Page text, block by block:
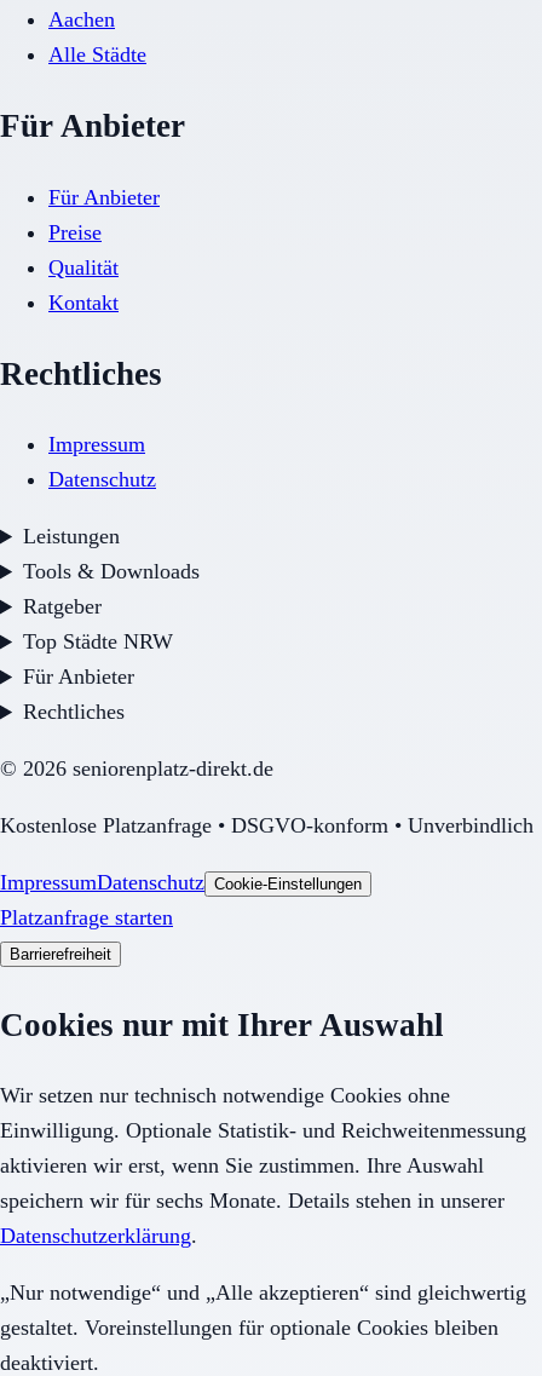
Aachen
Alle Städte
Für Anbieter
Für Anbieter
Preise
Qualität
Kontakt
Rechtliches
Impressum
Datenschutz
Leistungen
Tools & Downloads
Ratgeber
Top Städte NRW
Für Anbieter
Rechtliches
© 2026 seniorenplatz-direkt.de
Kostenlose Platzanfrage • DSGVO-konform • Unverbindlich
ImpressumDatenschutz Cookie-Einstellungen
Platzanfrage starten
Barrierefreiheit
Cookies nur mit Ihrer Auswahl
Wir setzen nur technisch notwendige Cookies ohne
Einwilligung. Optionale Statistik- und Reichweitenmessung
aktivieren wir erst, wenn Sie zustimmen. Ihre Auswahl
speichern wir für sechs Monate. Details stehen in unserer
Datenschutzerklärung.
„Nur notwendige“ und „Alle akzeptieren“ sind gleichwertig
gestaltet. Voreinstellungen für optionale Cookies bleiben
deaktiviert.